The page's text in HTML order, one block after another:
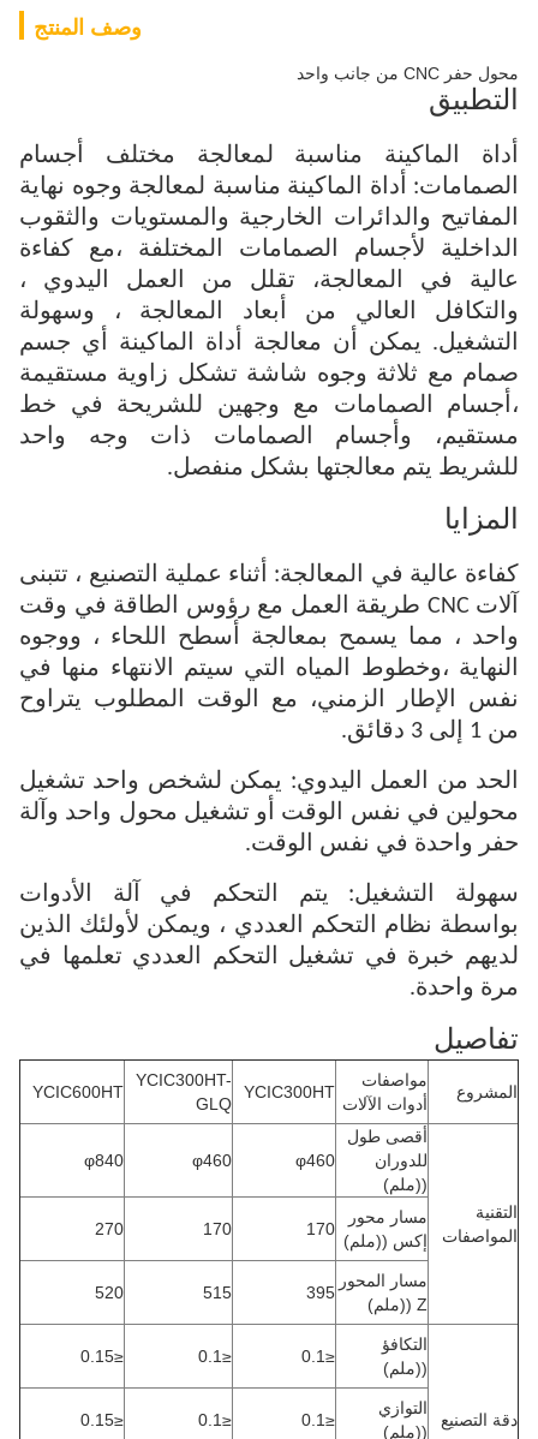
وصف المنتج
محول حفر CNC من جانب واحد
التطبيق
أداة الماكينة مناسبة لمعالجة مختلف أجسام
الصمامات: أداة الماكينة مناسبة لمعالجة وجوه نهاية
المفاتيح والدائرات الخارجية والمستويات والثقوب
الداخلية لأجسام الصمامات المختلفة ،مع كفاءة
عالية في المعالجة، تقلل من العمل اليدوي ،
والتكافل العالي من أبعاد المعالجة ، وسهولة
التشغيل. يمكن أن معالجة أداة الماكينة أي جسم
صمام مع ثلاثة وجوه شاشة تشكل زاوية مستقيمة
،أجسام الصمامات مع وجهين للشريحة في خط
مستقيم، وأجسام الصمامات ذات وجه واحد
للشريط يتم معالجتها بشكل منفصل.
المزايا
كفاءة عالية في المعالجة: أثناء عملية التصنيع ، تتبنى
آلات CNC طريقة العمل مع رؤوس الطاقة في وقت
واحد ، مما يسمح بمعالجة أسطح اللحاء ، ووجوه
النهاية ،وخطوط المياه التي سيتم الانتهاء منها في
نفس الإطار الزمني، مع الوقت المطلوب يتراوح
من 1 إلى 3 دقائق.
الحد من العمل اليدوي: يمكن لشخص واحد تشغيل
محولين في نفس الوقت أو تشغيل محول واحد وآلة
حفر واحدة في نفس الوقت.
سهولة التشغيل: يتم التحكم في آلة الأدوات
بواسطة نظام التحكم العددي ، ويمكن لأولئك الذين
لديهم خبرة في تشغيل التحكم العددي تعلمها في
مرة واحدة.
تفاصيل
المشروع
مواصفات
أدوات الآلات
YCIC300HT
YCIC300HT-
GLQ
YCIC600HT
التقنية
المواصفات
أقصى طول
للدوران
((ملم)
φ460
φ460
φ840
مسار محور
إكس ((ملم)
170
170
270
مسار المحور
Z ((ملم)
395
515
520
دقة التصنيع
التكافؤ
((ملم)
≤0.1
≤0.1
≤0.15
التوازي
((ملم)
≤0.1
≤0.1
≤0.15